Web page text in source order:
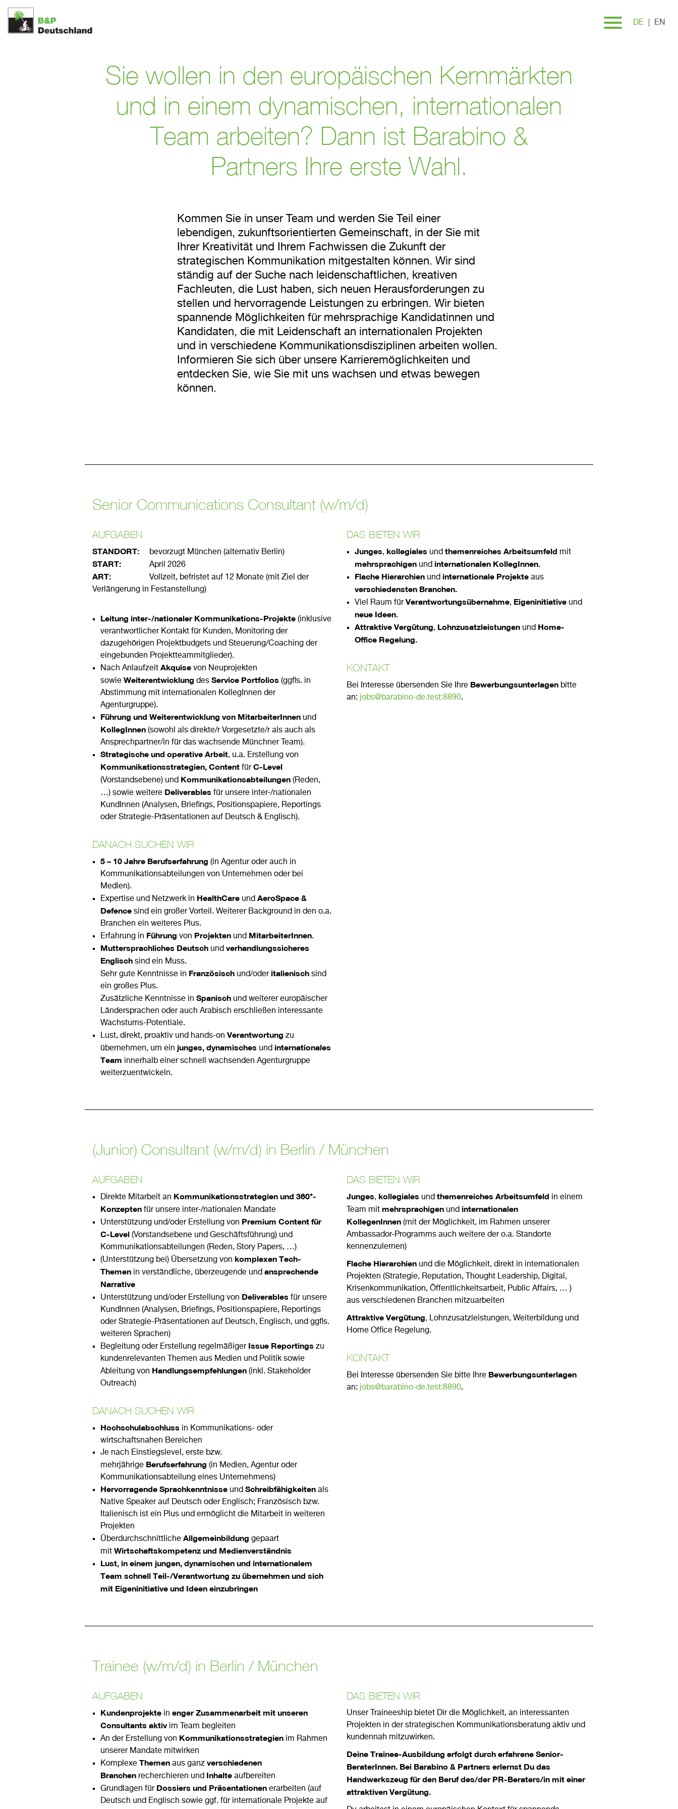
DE EN
Sie wollen in den europäischen Kernmärkten
und in einem dynamischen, internationalen
Team arbeiten? Dann ist Barabino &
Partners Ihre erste Wahl.
Kommen Sie in unser Team und werden Sie Teil einer
lebendigen, zukunftsorientierten Gemeinschaft, in der Sie mit
Ihrer Kreativität und Ihrem Fachwissen die Zukunft der
strategischen Kommunikation mitgestalten können. Wir sind
ständig auf der Suche nach leidenschaftlichen, kreativen
Fachleuten, die Lust haben, sich neuen Herausforderungen zu
stellen und hervorragende Leistungen zu erbringen. Wir bieten
spannende Möglichkeiten für mehrsprachige Kandidatinnen und
Kandidaten, die mit Leidenschaft an internationalen Projekten
und in verschiedene Kommunikationsdisziplinen arbeiten wollen.
Informieren Sie sich über unsere Karrieremöglichkeiten und
entdecken Sie, wie Sie mit uns wachsen und etwas bewegen
können.
Senior Communications Consultant (w/m/d)
AUFGABEN
STANDORT: bevorzugt München (alternativ Berlin)
START: April 2026
ART: Vollzeit, befristet auf 12 Monate (mit Ziel der
Verlängerung in Festanstellung)
Leitung inter-/nationaler Kommunikations-Projekte (inklusive
verantwortlicher Kontakt für Kunden, Monitoring der
dazugehörigen Projektbudgets und Steuerung/Coaching der
eingebunden Projektteammitglieder).
Nach Anlaufzeit Akquise von Neuprojekten
sowie Weiterentwicklung des Service Portfolios (ggfls. in
Abstimmung mit internationalen KollegInnen der
Agenturgruppe).
Führung und Weiterentwicklung von MitarbeiterInnen und
KollegInnen (sowohl als direkte/r Vorgesetzte/r als auch als
Ansprechpartner/in für das wachsende Münchner Team).
Strategische und operative Arbeit, u.a. Erstellung von
Kommunikationsstrategien, Content fürC-Level
(Vorstandsebene) und Kommunikationsabteilungen (Reden,
…) sowie weitere Deliverables für unsere inter-/nationalen
KundInnen (Analysen, Briefings, Positionspapiere, Reportings
oder Strategie-Präsentationen auf Deutsch & Englisch).
DANACH SUCHEN WIR
5 – 10 Jahre Berufserfahrung (in Agentur oder auch in
Kommunikationsabteilungen von Unternehmen oder bei
Medien).
Expertise und Netzwerk in HealthCare und AeroSpace &
Defence sind ein großer Vorteil. Weiterer Background in den o.a.
Branchen ein weiteres Plus.
Erfahrung in Führung von Projekten und MitarbeiterInnen.
Muttersprachliches Deutsch und verhandlungssicheres
Englisch sind ein Muss.
Sehr gute Kenntnisse in Französisch und/oder italienisch sind
ein großes Plus.
Zusätzliche Kenntnisse in Spanisch und weiterer europäischer
Ländersprachen oder auch Arabisch erschließen interessante
Wachstums-Potentiale.
Lust, direkt, proaktiv und hands-on Verantwortung zu
übernehmen, um ein junges, dynamisches und internationales
Team innerhalb einer schnell wachsenden Agenturgruppe
weiterzuentwickeln.
DAS BIETEN WIR
Junges, kollegiales und themenreiches Arbeitsumfeld mit
mehrsprachigen und internationalen KollegInnen.
Flache Hierarchien und internationale Projekte aus
verschiedensten Branchen.
Viel Raum fürVerantwortungsübernahme, Eigeninitiative und
neue Ideen.
Attraktive Vergütung, Lohnzusatzleistungen und Home-
Office Regelung.
KONTAKT
Bei Interesse übersenden Sie Ihre Bewerbungsunterlagen bitte
an: jobs@barabino-de.test:8890.
(Junior) Consultant (w/m/d) in Berlin / München
AUFGABEN
Direkte Mitarbeit an Kommunikationsstrategien und 360°-
Konzepten für unsere inter-/nationalen Mandate
Unterstützung und/oder Erstellung von Premium Content für
C-Level (Vorstandsebene und Geschäftsführung) und
Kommunikationsabteilungen (Reden, Story Papers, …)
(Unterstützung bei) Übersetzung von komplexen Tech-
Themen in verständliche, überzeugende und ansprechende
Narrative
Unterstützung und/oder Erstellung von Deliverables für unsere
KundInnen (Analysen, Briefings, Positionspapiere, Reportings
oder Strategie-Präsentationen auf Deutsch, Englisch, und ggfls.
weiteren Sprachen)
Begleitung oder Erstellung regelmäßiger Issue Reportings zu
kundenrelevanten Themen aus Medien und Politik sowie
Ableitung von Handlungsempfehlungen (inkl. Stakeholder
Outreach)
DANACH SUCHEN WIR
Hochschulabschluss in Kommunikations- oder
wirtschaftsnahen Bereichen
Je nach Einstiegslevel, erste bzw.
mehrjährige Berufserfahrung (in Medien, Agentur oder
Kommunikationsabteilung eines Unternehmens)
Hervorragende Sprachkenntnisse und Schreibfähigkeiten als
Native Speaker auf Deutsch oder Englisch; Französisch bzw.
Italienisch ist ein Plus und ermöglicht die Mitarbeit in weiteren
Projekten
Überdurchschnittliche Allgemeinbildung gepaart
mit Wirtschaftskompetenzund Medienverständnis
Lust, in einem jungen, dynamischen und internationalem
Team schnell Teil-/Verantwortung zu übernehmen und sich
mit Eigeninitiative und Ideen einzubringen
DAS BIETEN WIR
Junges, kollegiales und themenreiches Arbeitsumfeld in einem
Team mit mehrsprachigen und internationalen
KollegenInnen (mit der Möglichkeit, im Rahmen unserer
Ambassador-Programms auch weitere der o.a. Standorte
kennenzulernen)
Flache Hierarchien und die Möglichkeit, direkt in internationalen
Projekten (Strategie, Reputation, Thought Leadership, Digital,
Krisenkommunikation, Öffentlichkeitsarbeit, Public Affairs, … )
aus verschiedenen Branchen mitzuarbeiten
Attraktive Vergütung, Lohnzusatzleistungen, Weiterbildung und
Home Office Regelung.
KONTAKT
Bei Interesse übersenden Sie bitte Ihre Bewerbungsunterlagen
an: jobs@barabino-de.test:8890.
Trainee (w/m/d) in Berlin / München
AUFGABEN
Kundenprojekte in enger Zusammenarbeit mit unseren
Consultants aktiv im Team begleiten
An der Erstellung von Kommunikationsstrategien im Rahmen
unserer Mandate mitwirken
Komplexe Themen aus ganz verschiedenen
Branchen recherchieren und Inhalte aufbereiten
Grundlagen für Dossiers und Präsentationen erarbeiten (auf
Deutsch und Englisch sowie ggf. für internationale Projekte auf
DAS BIETEN WIR
Unser Traineeship bietet Dir die Möglichkeit, an interessanten
Projekten in der strategischen Kommunikationsberatung aktiv und
kundennah mitzuwirken.
Deine Trainee-Ausbildung erfolgt durch erfahrene Senior-
BeraterInnen. Bei Barabino & Partners erlernst Du das
Handwerkszeug für den Beruf des/der PR-Beraters/in mit einer
attraktiven Vergütung.